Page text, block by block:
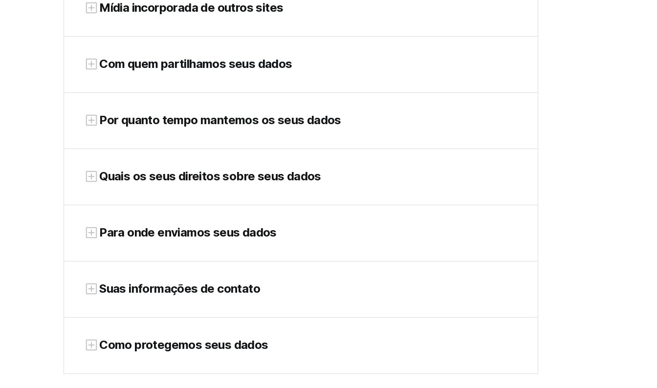
Mídia incorporada de outros sites
Com quem partilhamos seus dados
Por quanto tempo mantemos os seus dados
Quais os seus direitos sobre seus dados
Para onde enviamos seus dados
Suas informações de contato
Como protegemos seus dados